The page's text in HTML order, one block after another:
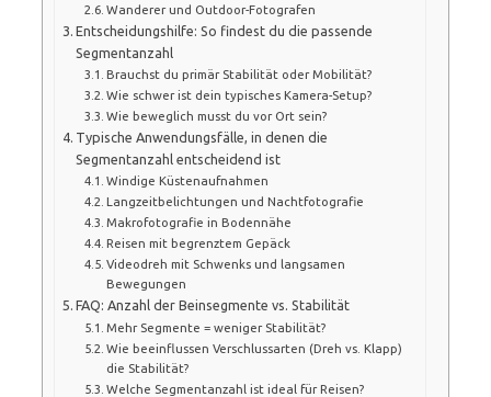
Wanderer und Outdoor-Fotografen
Entscheidungshilfe: So findest du die passende
Segmentanzahl
Brauchst du primär Stabilität oder Mobilität?
Wie schwer ist dein typisches Kamera-Setup?
Wie beweglich musst du vor Ort sein?
Typische Anwendungsfälle, in denen die
Segmentanzahl entscheidend ist
Windige Küstenaufnahmen
Langzeitbelichtungen und Nachtfotografie
Makrofotografie in Bodennähe
Reisen mit begrenztem Gepäck
Videodreh mit Schwenks und langsamen
Bewegungen
FAQ: Anzahl der Beinsegmente vs. Stabilität
Mehr Segmente = weniger Stabilität?
Wie beeinflussen Verschlussarten (Dreh vs. Klapp)
die Stabilität?
Welche Segmentanzahl ist ideal für Reisen?